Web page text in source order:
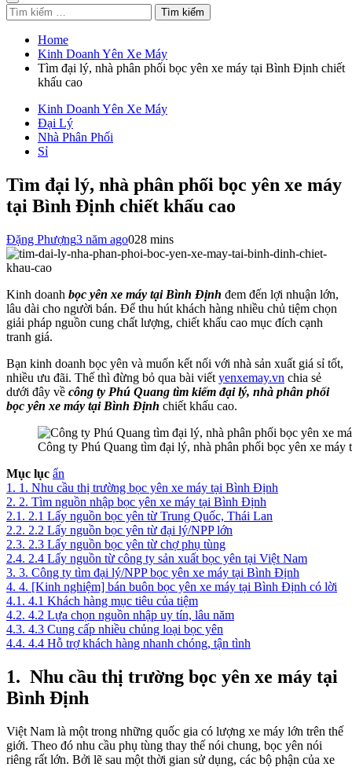
Tìm
kiếm
cho:
Home
Kinh Doanh Yên Xe Máy
Tìm đại lý, nhà phân phối bọc yên xe máy tại Bình Định chiết
khấu cao
Kinh Doanh Yên Xe Máy
Đại Lý
Nhà Phân Phối
Sỉ
Tìm đại lý, nhà phân phối bọc yên xe máy
tại Bình Định chiết khấu cao
Đặng Phượng3 năm ago028 mins
Kinh doanh bọc yên xe máy tại Bình Định đem đến lợi nhuận lớn,
lâu dài cho người bán. Để thu hút khách hàng nhiều chủ tiệm chọn
giải pháp nguồn cung chất lượng, chiết khấu cao mục đích cạnh
tranh giá.
Bạn kinh doanh bọc yên và muốn kết nối với nhà sản xuất giá sỉ tốt,
nhiều ưu đãi. Thế thì đừng bỏ qua bài viết yenxemay.vn chia sẻ
dưới đây về công ty Phú Quang tìm kiếm đại lý, nhà phân phối
bọc yên xe máy tại Bình Định chiết khấu cao.
Công ty Phú Quang tìm đại lý, nhà phân phối bọc yên xe
Mục lục ẩn
1. 1. Nhu cầu thị trường bọc yên xe máy tại Bình Định
2. 2. Tìm nguồn nhập bọc yên xe máy tại Bình Định
2.1. 2.1 Lấy nguồn bọc yên từ Trung Quốc, Thái Lan
2.2. 2.2 Lấy nguồn bọc yên từ đại lý/NPP lớn
2.3. 2.3 Lấy nguồn bọc yên từ chợ phụ tùng
2.4. 2.4 Lấy nguồn từ công ty sản xuất bọc yên tại Việt Nam
3. 3. Công ty tìm đại lý/NPP bọc yên xe máy tại Bình Định
4. 4. [Kinh nghiệm] bán buôn bọc yên xe máy tại Bình Định có lời
4.1. 4.1 Khách hàng mục tiêu của tiệm
4.2. 4.2 Lựa chọn nguồn nhập uy tín, lâu năm
4.3. 4.3 Cung cấp nhiều chủng loại bọc yên
4.4. 4.4 Hỗ trợ khách hàng nhanh chóng, tận tình
1. Nhu cầu thị trường bọc yên xe máy tại
Bình Định
Việt Nam là một trong những quốc gia có lượng xe máy lớn trên thế
giới. Theo đó nhu cầu phụ tùng thay thế nói chung, bọc yên nói
riêng rất lớn. Bởi lẽ sau một thời gian sử dụng, các bộ phận của xe